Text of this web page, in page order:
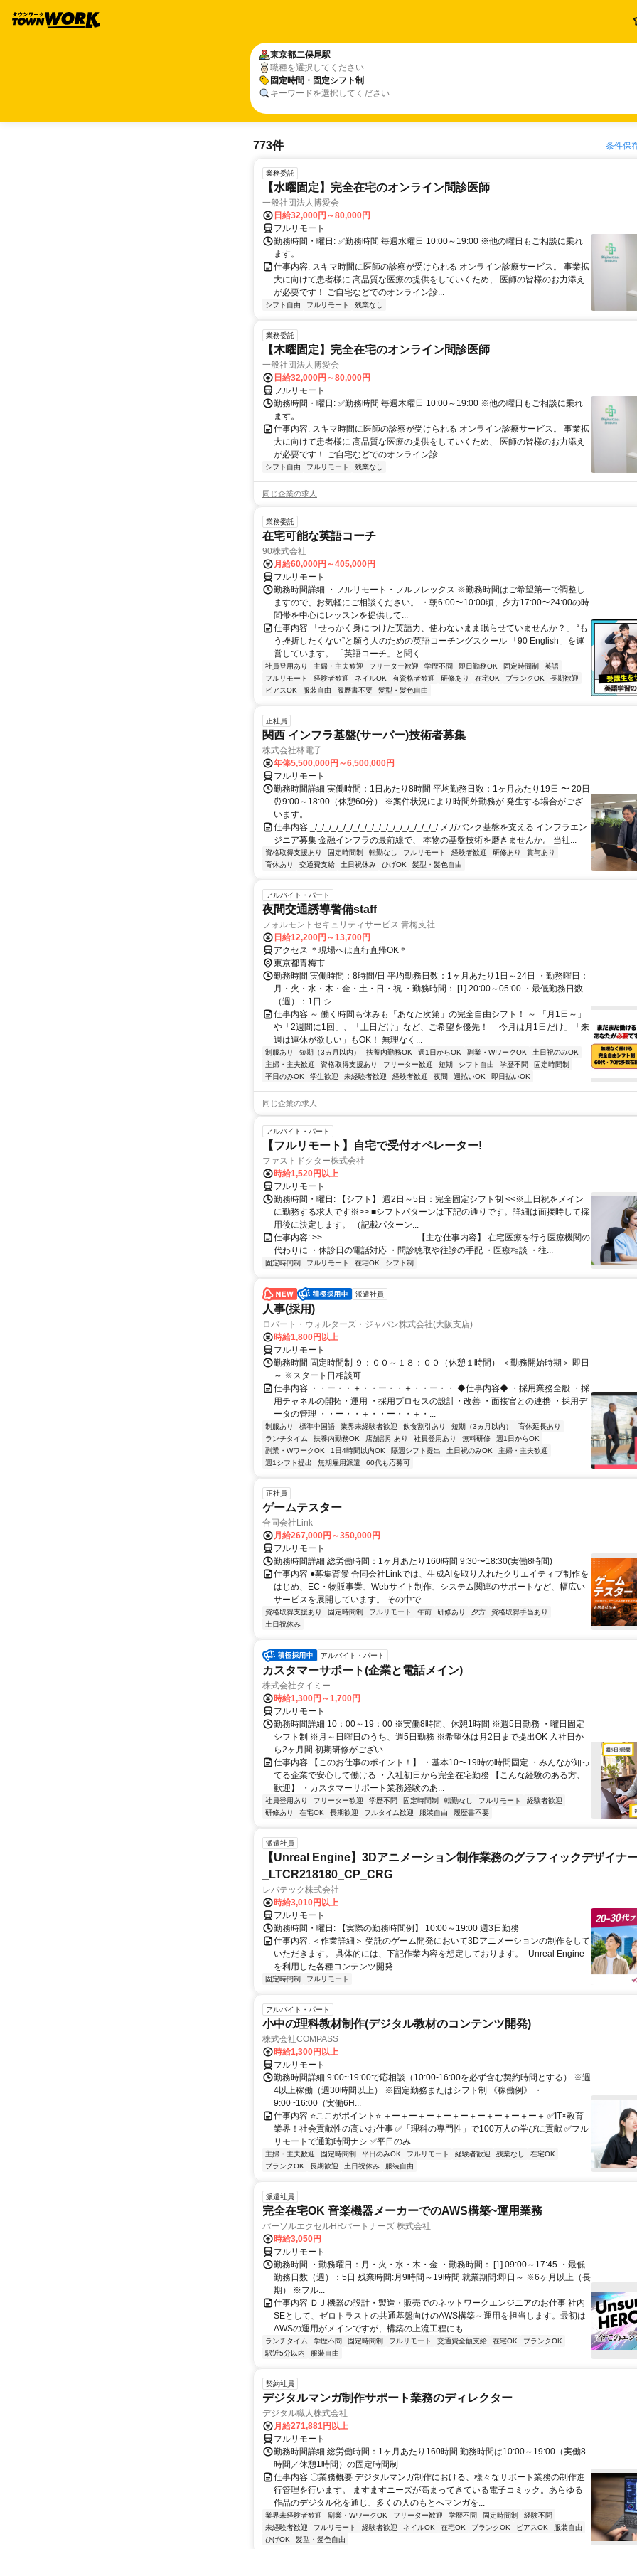
東京都二俣尾駅
職種を選択してください
固定時間・固定シフト制
キーワードを選択してください
773件 条件保
業務委託
【水曜固定】完全在宅のオンライン問診医師
一般社団法人博愛会
日給32,000円～80,000円
フルリモート
勤務時間・曜日: ✅勤務時間 毎週水曜日 10:00～19:00 ※他の曜日もご相談に乗れ
ます。
仕事内容: スキマ時間に医師の診察が受けられる オンライン診療サービス。 事業拡
大に向けて患者様に 高品質な医療の提供をしていくため、 医師の皆様のお力添え
が必要です！ ご自宅などでのオンライン診...
シフト自由 フルリモート 残業なし
業務委託
【木曜固定】完全在宅のオンライン問診医師
一般社団法人博愛会
日給32,000円～80,000円
フルリモート
勤務時間・曜日: ✅勤務時間 毎週木曜日 10:00～19:00 ※他の曜日もご相談に乗れ
ます。
仕事内容: スキマ時間に医師の診察が受けられる オンライン診療サービス。 事業拡
大に向けて患者様に 高品質な医療の提供をしていくため、 医師の皆様のお力添え
が必要です！ ご自宅などでのオンライン診...
シフト自由 フルリモート 残業なし
同じ企業の求人
業務委託
在宅可能な英語コーチ
90株式会社
月給60,000円～405,000円
フルリモート
勤務時間詳細 ・フルリモート・フルフレックス ※勤務時間はご希望第一で調整し
ますので、お気軽にご相談ください。 ・朝6:00〜10:00頃、夕方17:00〜24:00の時
間帯を中心にレッスンを提供して...
仕事内容 「せっかく身につけた英語力、使わないまま眠らせていませんか？」 “も
う挫折したくない”と願う人のための英語コーチングスクール 「90 English」を運
営しています。 「英語コーチ」と聞く...
社員登用あり 主婦・主夫歓迎 フリーター歓迎 学歴不問 即日勤務OK 固定時間制
英語
フルリモート
経験者歓迎 ネイルOK 有資格者歓迎 研修あり 在宅OK ブランクOK
長期歓迎
ピアスOK
服装自由 履歴書不要 髪型・髪色自由
正社員
関西 インフラ基盤(サーバー)技術者募集
株式会社林電子
年俸5,500,000円～6,500,000円
フルリモート
勤務時間詳細 実働時間：1日あたり8時間 平均勤務日数：1ヶ月あたり19日 〜 20日
⏰9:00～18:00（休憩60分） ※案件状況により時間外勤務が 発生する場合がござ
います。
仕事内容 _/_/_/_/_/_/_/_/_/_/_/_/_/_/_/_/_/_/ メガバンク基盤を支える インフラエン
ジニア募集 金融インフラの最前線で、 本物の基盤技術を磨きませんか。 当社...
資格取得支援あり 固定時間制 転勤なし フルリモート 経験者歓迎 研修あり
賞与あり
育休あり
交通費支給 土日祝休み ひげOK 髪型・髪色自由
アルバイト・パート
夜間交通誘導警備staff
フォルモントセキュリティサービス 青梅支社
日給12,200円～13,700円
アクセス ＊現場へは直行直帰OK＊
東京都青梅市
勤務時間 実働時間：8時間/日 平均勤務日数：1ヶ月あたり1日～24日 ・勤務曜日：
月・火・水・木・金・土・日・祝 ・勤務時間： [1] 20:00～05:00 ・最低勤務日数
（週）：1日 シ...
仕事内容 ～ 働く時間も休みも「あなた次第」の完全自由シフト！ ～ 「月1日～」
や「2週間に1回」、「土日だけ」など、ご希望を優先！ 「今月は月1日だけ」「来
週は連休が欲しい」もOK！ 無理なく...
制服あり 短期（3ヵ月以内） 扶養内勤務OK 週1日からOK 副業・WワークOK
土日祝のみOK
主婦・主夫歓迎
資格取得支援あり フリーター歓迎 短期 シフト自由 学歴不問
固定時間制
平日のみOK
学生歓迎 未経験者歓迎 経験者歓迎 夜間 週払いOK 即日払いOK
同じ企業の求人
アルバイト・パート
【フルリモート】自宅で受付オペレーター!
ファストドクター株式会社
時給1,520円以上
フルリモート
勤務時間・曜日: 【シフト】 週2日～5日：完全固定シフト制 <<※土日祝をメイン
に勤務する求人です※>> ■シフトパターンは下記の通りです。詳細は面接時して採
用後に決定します。 （記載パターン...
仕事内容: >> -------------------------------- 【主な仕事内容】 在宅医療を行う医療機関の
代わりに ・休診日の電話対応 ・問診聴取や往診の手配 ・医療相談 ・往...
固定時間制 フルリモート 在宅OK シフト制
派遣社員
人事(採用)
ロバート・ウォルターズ・ジャパン株式会社(大阪支店)
時給1,800円以上
フルリモート
勤務時間 固定時間制 ９：００～１８：００（休憩１時間） ＜勤務開始時期＞ 即日
～ ※スタート日相談可
仕事内容 ・・ー・・＋・・ー・・＋・・ー・・ ◆仕事内容◆ ・採用業務全般 ・採
用チャネルの開拓・運用 ・採用プロセスの設計・改善 ・面接官との連携 ・採用デ
ータの管理 ・・ー・・＋・・ー・・＋・...
制服あり 標準中国語 業界未経験者歓迎 飲食割引あり 短期（3ヵ月以内）
育休延長あり
ランチタイム
扶養内勤務OK 店舗割引あり 社員登用あり 無料研修
週1日からOK
副業・WワークOK
1日4時間以内OK 隔週シフト提出 土日祝のみOK
主婦・主夫歓迎
週1シフト提出
無期雇用派遣 60代も応募可
正社員
ゲームテスター
合同会社Link
月給267,000円～350,000円
フルリモート
勤務時間詳細 総労働時間：1ヶ月あたり160時間 9:30〜18:30(実働8時間)
仕事内容 ●募集背景 合同会社Linkでは、生成AIを取り入れたクリエイティブ制作を
はじめ、EC・物販事業、Webサイト制作、システム関連のサポートなど、幅広い
サービスを展開しています。 その中で...
資格取得支援あり 固定時間制 フルリモート 午前 研修あり 夕方
資格取得手当あり
土日祝休み
アルバイト・パート
カスタマーサポート(企業と電話メイン)
株式会社タイミー
時給1,300円～1,700円
フルリモート
勤務時間詳細 10：00～19：00 ※実働8時間、休憩1時間 ※週5日勤務 ・曜日固定
シフト制 ※月～日曜日のうち、週5日勤務 ※希望休は月2日まで提出OK 入社日か
ら2ヶ月間 初期研修がござい...
仕事内容 【このお仕事のポイント！】 ・基本10〜19時の時間固定 ・みんなが知っ
てる企業で安心して働ける ・入社初日から完全在宅勤務 【こんな経験のある方、
歓迎】 ・カスタマーサポート業務経験のあ...
社員登用あり フリーター歓迎 学歴不問 固定時間制 転勤なし フルリモート
経験者歓迎
研修あり
在宅OK 長期歓迎 フルタイム歓迎 服装自由 履歴書不要
派遣社員
【Unreal Engine】3Dアニメーション制作業務のグラフィックデザイナ
_LTCR218180_CP_CRG
レバテック株式会社
時給3,010円以上
フルリモート
勤務時間・曜日: 【実際の勤務時間例】 10:00～19:00 週3日勤務
仕事内容: ＜作業詳細＞ 受託のゲーム開発において3Dアニメーションの制作をして
いただきます。 具体的には、下記作業内容を想定しております。 -Unreal Engine
を利用した各種コンテンツ開発...
固定時間制 フルリモート
アルバイト・パート
小中の理科教材制作(デジタル教材のコンテンツ開発)
株式会社COMPASS
時給1,300円以上
フルリモート
勤務時間詳細 9:00~19:00で応相談（10:00-16:00を必ず含む契約時間とする） ※週
4以上稼働（週30時間以上） ※固定勤務またはシフト制 《稼働例》 ・
9:00~16:00（実働6H...
仕事内容 ⭐ここがポイント⭐ ＋ー＋ー＋ー＋ー＋ー＋ー＋ー＋ー＋ー＋ ✅IT×教育
業界！社会貢献性の高いお仕事 ✅「理科の専門性」で100万人の学びに貢献 ✅フル
リモートで通勤時間ナシ ✅平日のみ...
主婦・主夫歓迎 固定時間制 平日のみOK フルリモート 経験者歓迎 残業なし
在宅OK
ブランクOK
長期歓迎 土日祝休み 服装自由
派遣社員
完全在宅OK 音楽機器メーカーでのAWS構築~運用業務
パーソルエクセルHRパートナーズ 株式会社
時給3,050円
フルリモート
勤務時間 ・勤務曜日：月・火・水・木・金 ・勤務時間： [1] 09:00～17:45 ・最低
勤務日数（週）：5日 残業時間:月9時間～19時間 就業期間:即日～ ※6ヶ月以上（長
期） ※フル...
仕事内容 ＤＪ機器の設計・製造・販売でのネットワークエンジニアのお仕事 社内
SEとして、ゼロトラストの共通基盤向けのAWS構築～運用を担当します。最初は
AWSの運用がメインですが、構築の上流工程にも...
ランチタイム 学歴不問 固定時間制 フルリモート 交通費全額支給 在宅OK
ブランクOK
駅近5分以内
服装自由
契約社員
デジタルマンガ制作サポート業務のディレクター
デジタル職人株式会社
月給271,881円以上
フルリモート
勤務時間詳細 総労働時間：1ヶ月あたり160時間 勤務時間は10:00～19:00（実働8
時間／休憩1時間）の固定時間制
仕事内容 〇業務概要 デジタルマンガ制作における、様々なサポート業務の制作進
行管理を行います。 ますますニーズが高まってきている電子コミック。あらゆる
作品のデジタル化を通じ、多くの人のもとへマンガを...
業界未経験者歓迎 副業・WワークOK フリーター歓迎 学歴不問 固定時間制
経験不問
未経験者歓迎
フルリモート 経験者歓迎 ネイルOK 在宅OK ブランクOK ピアスOK
服装自由
ひげOK
髪型・髪色自由